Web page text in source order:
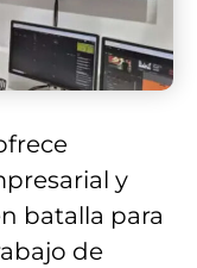
y
batalla para
de